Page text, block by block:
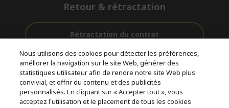
Retour & rétractation
Rétractation du contrat
Livraison
gratuite
Accompagnement
avant et après-
vente
Paiement
Sécurisé
© 2026 Acer Inc.
Nous utilisons des cookies pour détecter les préférences,
améliorer la navigation sur le site Web, générer des
statistiques utilisateur afin de rendre notre site Web plus
convivial, et offrir du contenu et des publicités
personnalisés. En cliquant sur « Accepter tout », vous
acceptez l'utilisation et le placement de tous les cookies